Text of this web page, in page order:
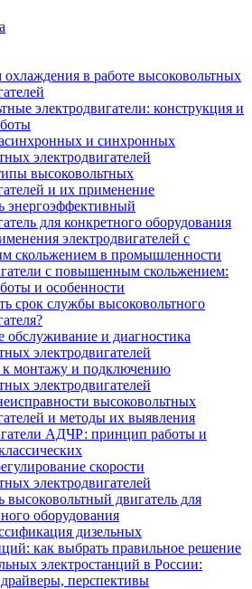
охлаждения в работе высоковольтных
электродвигатели: конструкция и
и синхронных
электродвигателей
высоковольтных
и их применение
энергоэффективный
для конкретного оборудования
электродвигателей с
скольжением в промышленности
с повышенным скольжением:
и особенности
срок службы высоковольтного
обслуживание и диагностика
электродвигателей
к монтажу и подключению
электродвигателей
высоковольтных
и методы их выявления
АДЧР: принцип работы и
скорости
электродвигателей
высоковольтный двигатель для
оборудования
дизельных
как выбрать правильное решение
электростанций в России:
перспективы